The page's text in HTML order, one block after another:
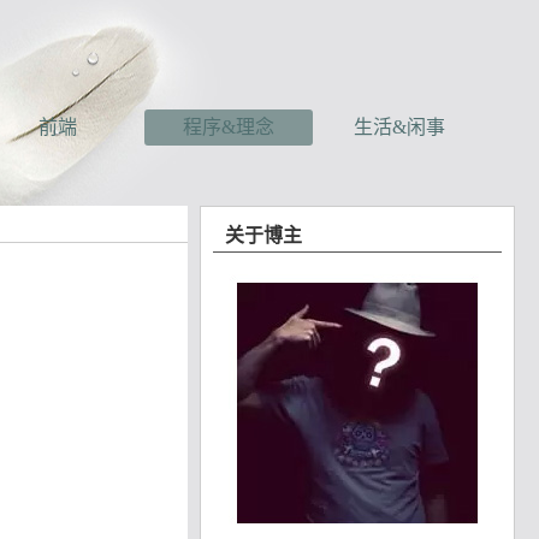
前端 程序&理念 生活&闲事
关于博主